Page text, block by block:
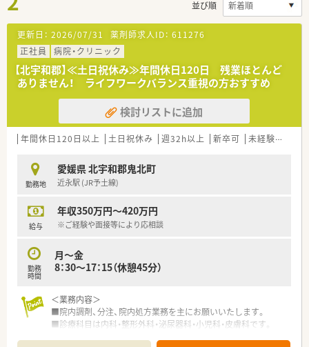
並び順
更新日： 2026/07/31 薬剤師求人ID： 611276
正社員
病院・クリニック
【北宇和郡】≪土日祝休み≫年間休日120日 残業ほとんど
ありません！ ライフワークバランス重視の方おすすめ
検討リストに追加
年間休日120日以上 土日祝休み 週32h以上 新卒可 未経験可
勤務地
愛媛県 北宇和郡鬼北町
近永駅 (JR予土線)
給与
年収350万円～420万円
※ご経験や面接等により応相談
勤務
時間
月～金
8：30～17：15（休憩45分）
＜業務内容＞
■院内調剤、分注、院内処方業務を主にお願いいたします。
■診療科目は内科・整形外科・泌尿器科・小児科・皮膚科です。